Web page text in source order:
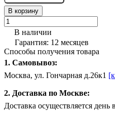
В корзину
В наличии
Гарантия: 12 месяцев
Способы получения товара
1. Самовывоз:
Москва, ул. Гончарная д.26к1
2. Доставка по Москве:
Доставка осуществляется день